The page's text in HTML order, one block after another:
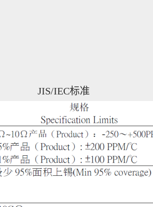
JIS/IEC标准